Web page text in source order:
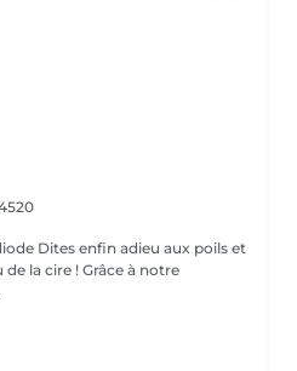
Dites enfin adieu aux poils et
la cire ! Grâce à notre